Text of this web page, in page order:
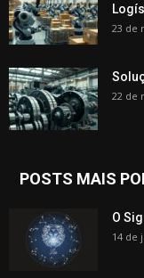
23 de
22 de
POSTS MAIS
O
14 de